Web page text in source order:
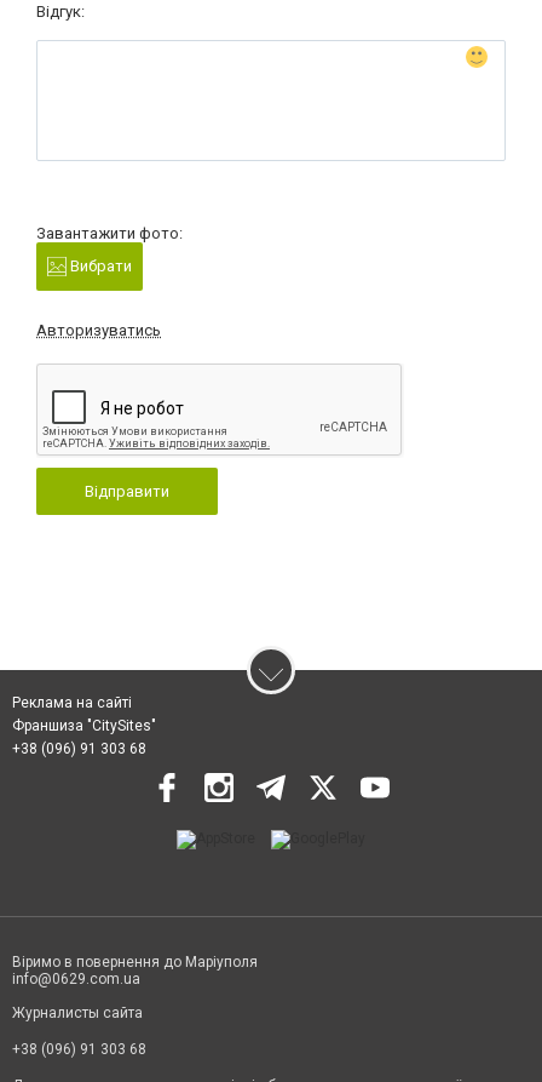
Відгук:
Завантажити фото:
Вибрати
Авторизуватись
Відправити
Реклама на сайті
Франшиза "CitySites"
+38 (096) 91 303 68
Віримо в повернення до Маріуполя
info@0629.com.ua
Журналисты сайта
+38 (096) 91 303 68